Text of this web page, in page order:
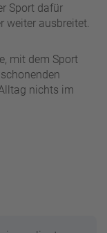
Sport dafür
weiter ausbreitet.
mit dem Sport
nichts im